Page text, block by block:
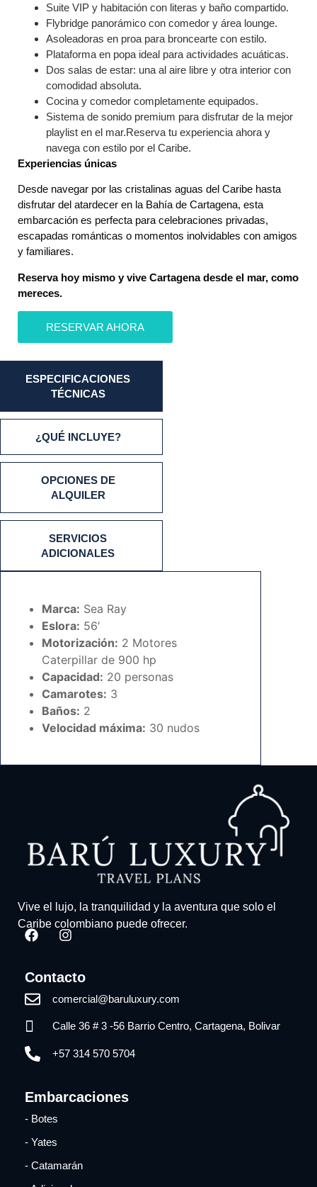
Suite VIP y habitación con literas y baño compartido.
Flybridge panorámico con comedor y área lounge.
Asoleadoras en proa para broncearte con estilo.
Plataforma en popa ideal para actividades acuáticas.
Dos salas de estar: una al aire libre y otra interior con
comodidad absoluta.
Cocina y comedor completamente equipados.
Sistema de sonido premium para disfrutar de la mejor
playlist en el mar.Reserva tu experiencia ahora y
navega con estilo por el Caribe.
Experiencias únicas
Desde navegar por las cristalinas aguas del Caribe hasta
disfrutar del atardecer en la Bahía de Cartagena, esta
embarcación es perfecta para celebraciones privadas,
escapadas románticas o momentos inolvidables con amigos
y familiares.
Reserva hoy mismo y vive Cartagena desde el mar, como
mereces.
RESERVAR AHORA
ESPECIFICACIONES
TÉCNICAS
¿QUÉ INCLUYE?
OPCIONES DE
ALQUILER
SERVICIOS
ADICIONALES
Marca: Sea Ray
Eslora: 56′
Motorización: 2 Motores
Caterpillar de 900 hp
Capacidad: 20 personas
Camarotes: 3
Baños: 2
Velocidad máxima: 30 nudos
Vive el lujo, la tranquilidad y la aventura que solo el
Caribe colombiano puede ofrecer.
Contacto
comercial@baruluxury.com
Calle 36 # 3 -56 Barrio Centro, Cartagena, Bolivar
+57 314 570 5704
Embarcaciones
- Botes
- Yates
- Catamarán